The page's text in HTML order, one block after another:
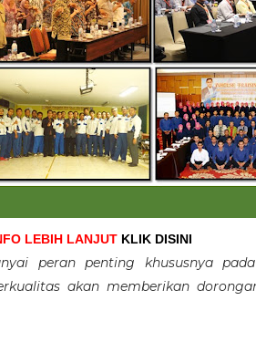
LEBIH LANJUT KLIK DISINI
peran penting khususnya
akan memberikan